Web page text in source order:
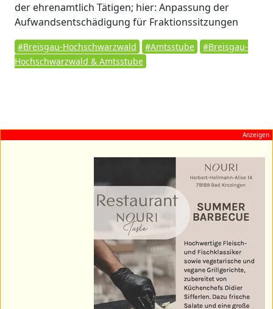
der ehrenamtlich Tätigen; hier: Anpassung der
Aufwandsentschädigung für Fraktionssitzungen
#Breisgau-Hochschwarzwald #Amtsstube
#Breisgau-
Hochschwarzwald & Amtsstube
Anzeigen